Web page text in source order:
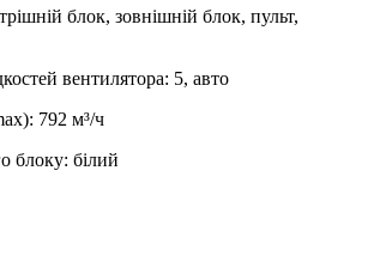
блок, зовнішній блок, пульт,
вентилятора: 5, авто
: 792 м³/ч
блоку: білий